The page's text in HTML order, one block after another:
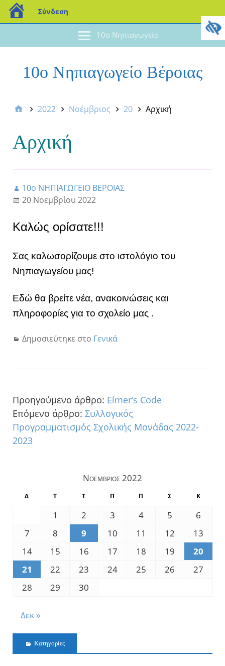
10ο Νηπιαγωγείο
10ο Νηπιαγωγείο Βέροιας
2022 Νοέμβριος 20 Αρχική
Αρχική
10ο ΝΗΠΙΑΓΩΓΕΙΟ ΒΕΡΟΙΑΣ
20 Νοεμβρίου 2022
Καλώς ορίσατε!!!
Σας καλωσορίζουμε στο ιστολόγιο του
Νηπιαγωγείου μας!
Εδώ θα βρείτε νέα, ανακοινώσεις και
πληροφορίες για το σχολείο μας .
Δημοσιεύτηκε στο Γενικά
Προηγούμενο άρθρο: Elmer’s Code
Επόμενο άρθρο: Συλλογικός
Προγραμματισμός Σχολικής Μονάδας 2022-
2023
Νοέμβριος 2022
Δ Τ Τ Π Π Σ Κ
1 2 3 4 5
6
7
8 9 10 11 12
13
14
15 16 17 18 19
20
21
22 23 24 25 26
27
28
29 30
Δεκ »
Kατηγορίες
Σύνδεση